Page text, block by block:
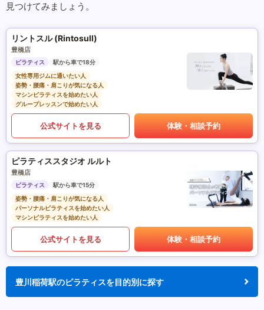
見つけてみましょう。
リントスル (Rintosull)
豊橋店
ピラティス
駅から車で18分
女性専用ジムに通いたい人
姿勢・腰痛・肩こりが気になる人
マシンピラティスを始めたい人
グループレッスンで始めたい人
公式サイトを見る 体験・相談予約
ピラティススタジオ ルルト
豊橋店
ピラティス
駅から車で15分
姿勢・腰痛・肩こりが気になる人
パーソナルピラティスを始めたい人
マシンピラティスを始めたい人
公式サイトを見る 体験・相談予約
豊川稲荷駅のピラティスを目的別に探す